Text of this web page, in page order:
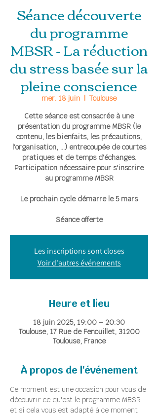
Séance découverte
du programme
MBSR - La réduction
du stress basée sur la
pleine conscience
mer. 18 juin
Toulouse
Cette séance est consacrée à une
présentation du programme MBSR (le
contenu, les bienfaits, les précautions,
l'organisation, ...) entrecoupée de courtes
pratiques et de temps d'échanges.
Participation nécessaire pour s'inscrire
au programme MBSR
Le prochain cycle démarre le 5 mars
Séance offerte
Les inscriptions sont closes
Voir d'autres événements
Heure et lieu
18 juin 2025, 19:00 – 20:30
Toulouse, 17 Rue de Fenouillet, 31200
Toulouse, France
À propos de l'événement
Ce moment est une occasion pour vous de
découvrir ce qu'est le programme MBSR
et si cela vous est adapté à ce moment